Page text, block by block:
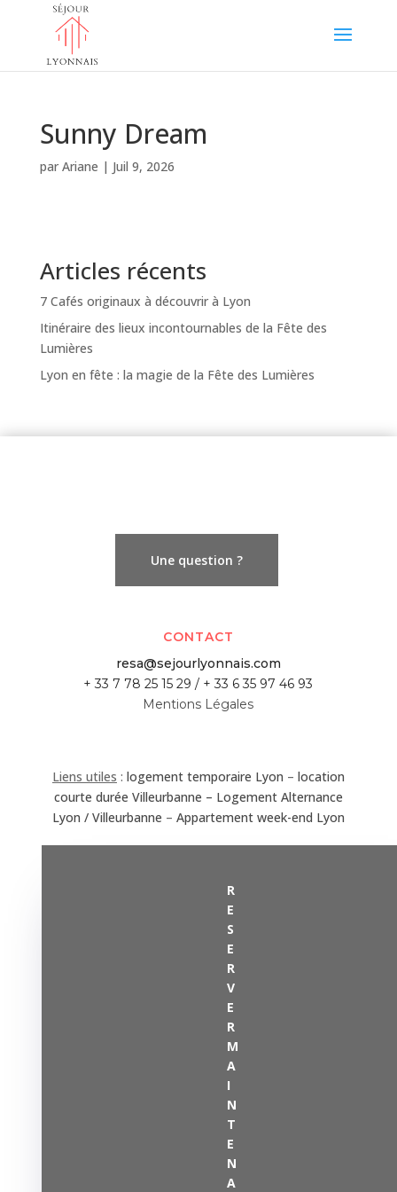
Sunny Dream
par Ariane | Juil 9, 2026
Articles récents
7 Cafés originaux à découvrir à Lyon
Itinéraire des lieux incontournables de la Fête des
Lumières
Lyon en fête : la magie de la Fête des Lumières
Une question ?
CONTACT
resa@sejourlyonnais.com
+ 33 7 78 25 15 29 / + 33 6 35 97 46 93
Mentions Légales
Liens utiles : logement temporaire Lyon – location
courte durée Villeurbanne – Logement Alternance
Lyon / Villeurbanne – Appartement week-end Lyon
R
E
S
E
R
V
E
R
M
A
I
N
T
E
N
A